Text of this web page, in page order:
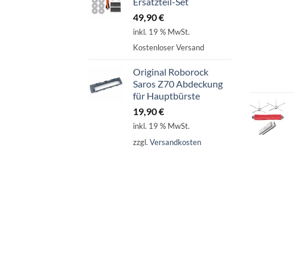
49,90€
inkl. 19 % MwSt.
Kostenloser Versand
Original Roborock
Saros Z70 Abdeckung
für Hauptbürste
19,90€
inkl. 19 % MwSt.
zzgl. Versandkosten